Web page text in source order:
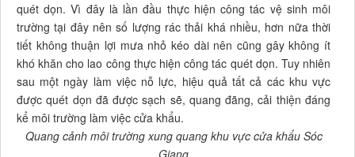
quét dọn. Vì đây là lần đầu thực hiện công tác vệ sinh môi
trường tại đây nên số lượng rác thải khá nhiều, hơn nữa thời
tiết không thuận lợi mưa nhỏ kéo dài nên cũng gây không ít
khó khăn cho lao công thực hiện công tác quét dọn. Tuy nhiên
sau một ngày làm việc nỗ lực, hiệu quả tất cả các khu vực
được quét dọn đã được sạch sẽ, quang đãng, cải thiện đáng
kể môi trường làm việc cửa khẩu.
Quang cảnh môi trường xung quang khu vực cửa khẩu Sóc